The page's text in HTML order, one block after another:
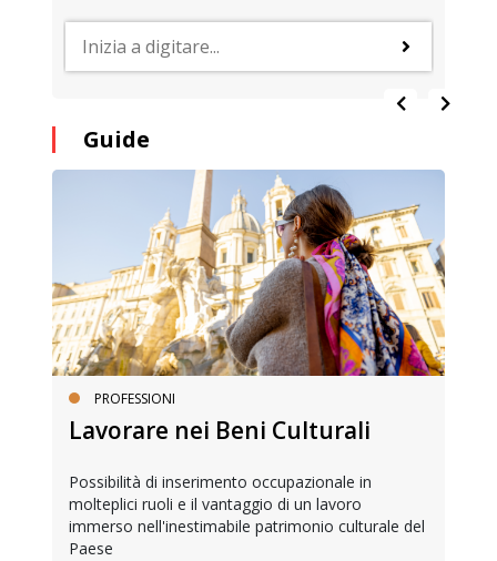
Guide
PROFESSIONI
Lavorare nei Beni Culturali
Possibilità di inserimento occupazionale in
molteplici ruoli e il vantaggio di un lavoro
immerso nell'inestimabile patrimonio culturale del
Paese